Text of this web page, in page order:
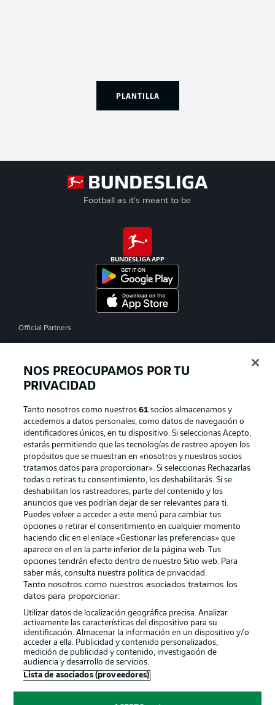
PLANTILLA
Football as it's meant to be
BUNDESLIGA APP
Official Partners
Publicidad Aviso legal
Gestionar las preferencias Declaracion de privacidad
Canales Trabajos
Jugadores Condiciones de uso
Sello Editorial Contacto
© 2026 Bundesliga-Gruppe GmbH
Elegir idioma
NOS PREOCUPAMOS POR TU
PRIVACIDAD
Tanto nosotros como nuestros61 socios almacenamos y
accedemos a datos personales, como datos de navegación o
identificadores únicos, en tu dispositivo. Si seleccionas Acepto,
estarás permitiendo que las tecnologías de rastreo apoyen los
propósitos que se muestran en «nosotros y nuestros socios
tratamos datos para proporcionar». Si seleccionas Rechazarlas
todas o retiras tu consentimiento, los deshabilitarás. Si se
deshabilitan los rastreadores, parte del contenido y los
anuncios que ves podrían dejar de ser relevantes para ti.
Puedes volver a acceder a este menú para cambiar tus
opciones o retirar el consentimiento en cualquier momento
haciendo clic en el enlace «Gestionar las preferencias» que
aparece en el en la parte inferior de la página web. Tus
opciones tendrán efecto dentro de nuestro Sitio web. Para
saber más, consulta nuestra política de privacidad.
Tanto nosotros como nuestros asociados tratamos los
datos para proporcionar:
Utilizar datos de localización geográfica precisa. Analizar
activamente las características del dispositivo para su
identificación. Almacenar la información en un dispositivo y/o
acceder a ella. Publicidad y contenido personalizados,
medición de publicidad y contenido, investigación de
audiencia y desarrollo de servicios.
Lista de asociados (proveedores)